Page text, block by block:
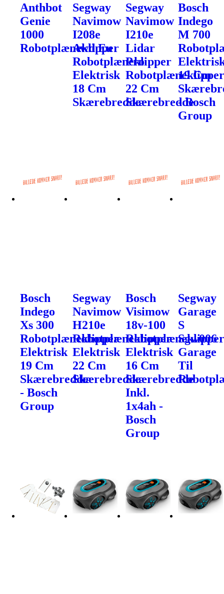
Anthbot
Genie
1000
Robotplæneklipper
Segway
Navimow
I208e
Awd Eu
Robotplæneklipper
Elektrisk
18 Cm
Skærebredde
Segway
Navimow
I210e
Lidar
Pro
Robotplæneklipper
22 Cm
Skærebredde
Bosch
Indego
M 700
19 Cm
- Bosch
Group
Bosch
Indego
Xs 300
Robotplæneklipper
Elektrisk
19 Cm
Skærebredde
- Bosch
Group
Segway
Navimow
H210e
Robotplæneklipper
Elektrisk
22 Cm
Skærebredde
Bosch
Visimow
18v-100
Robotplæneklipper
Elektrisk
16 Cm
Skærebredde
Inkl.
1x4ah -
Bosch
Group
Segway
Garage
S
Sgw006
Garage
Til